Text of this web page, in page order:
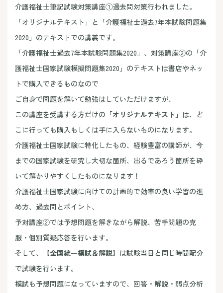
介護福祉士筆記試験対策講座①過去問対策行われました。
「オリジナルテキスト」と「介護福祉士過去7年本試験問題集
2020」のテキストでの講義です。
「介護福祉士過去7年本試験問題集2020」、対策講座②の「介
護福祉士国家試験模擬問題集2020」のテキストは書店やネッ
トで購入できるものなので
ご自身で問題を解いて勉強はしていただけますが、
この講座を受講する方だけの 「オリジナルテキスト」 は、ど
こに行っても購入もしくは手に入らないものになります。
介護福祉士国家試験に特化したもの、経験豊富の講師が、今
までの国家試験を研究し大切な箇所、出るであろう箇所を砕
いて解かりやすくしたものになります！
介護福祉士国家試験に向けての計画的で効率の良い学習の進
め方、過去問とポイント、
予対講座②では予想問題を解きながら解説、苦手問題の克
服・個別質疑応答を行います。
そして、
【全国統一模試＆解説】 は試験当日と同じ時間配分
で試験を行います。
模試も予想問題になっていますので、回答・解説・弱点分析